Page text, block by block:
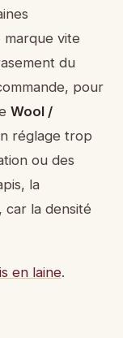
marque vite
du
pour
Wool /
réglage trop
ou des
la
car la densité
en laine.